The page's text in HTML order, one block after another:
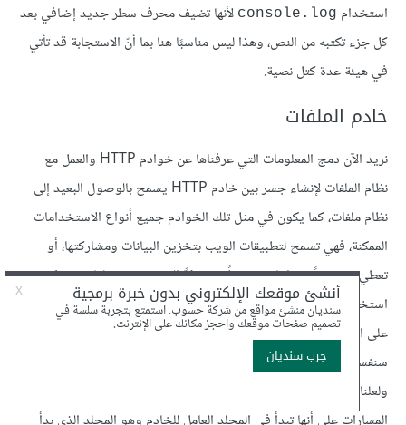
استخدام console.log لأنها تضيف محرف سطر جديد إضافي بعد
كل جزء تكتبه من النص، وهذا ليس مناسبًا هنا بما أنّ الاستجابة قد تأتي
في هيئة عدة كتل نصية.
خادم الملفات
نريد الآن دمج المعلومات التي عرفناها عن خوادم HTTP والعمل مع
نظام الملفات لإنشاء جسر بين خادم HTTP يسمح بالوصول البعيد إلى
نظام ملفات، كما يكون في مثل تلك الخوادم جميع أنواع الاستخدامات
الممكنة، فهي تسمح لتطبيقات الويب بتخزين البيانات ومشاركتها، أو
تعطي مجموعةً من الناس وصولًا مشتركًا إلى مجموعة ملفات، ويمكن
استخدام التوابعGET وPUT و DELETE لقراءة وكتابة وحذف الملفات
سنفسر المسار الذي في الطلب على أنه مسار الملف الذي يشير إليه الطلب،
ولعلنا لا نريد مشاركة كل نظام الملفات الخاص بنا، لذا سنفسر تلك